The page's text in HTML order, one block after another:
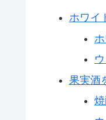
ホワイ
果実酒